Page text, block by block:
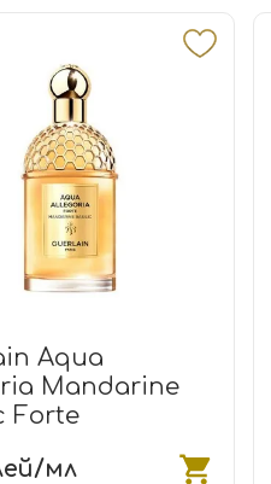
Aqua
Mandarine
Forte
мл